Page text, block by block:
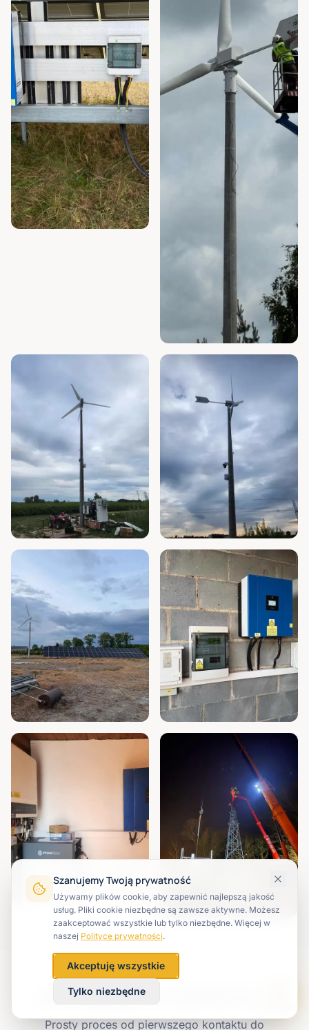
Jak wygląda współpraca
Prosty proces od pierwszego kontaktu do
Szanujemy Twoją prywatność
Używamy plików cookie, aby zapewnić najlepszą jakość
usług. Pliki cookie niezbędne są zawsze aktywne. Możesz
zaakceptować wszystkie lub tylko niezbędne. Więcej w
naszej Polityce prywatności.
Akceptuję wszystkie
Tylko niezbędne